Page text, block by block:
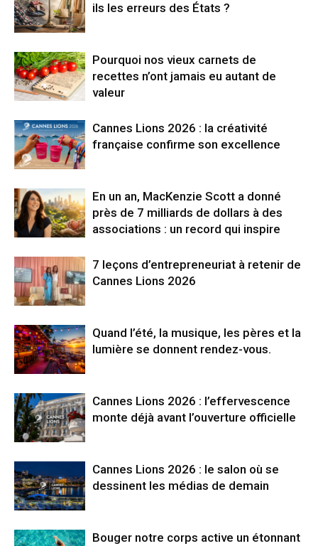
ils les erreurs des États ?
Pourquoi nos vieux carnets de
recettes n’ont jamais eu autant de
valeur
Cannes Lions 2026 : la créativité
française confirme son excellence
En un an, MacKenzie Scott a donné
près de 7 milliards de dollars à des
associations : un record qui inspire
7 leçons d’entrepreneuriat à retenir de
Cannes Lions 2026
Quand l’été, la musique, les pères et la
lumière se donnent rendez-vous.
Cannes Lions 2026 : l’effervescence
monte déjà avant l’ouverture officielle
Cannes Lions 2026 : le salon où se
dessinent les médias de demain
Bouger notre corps active un étonnant